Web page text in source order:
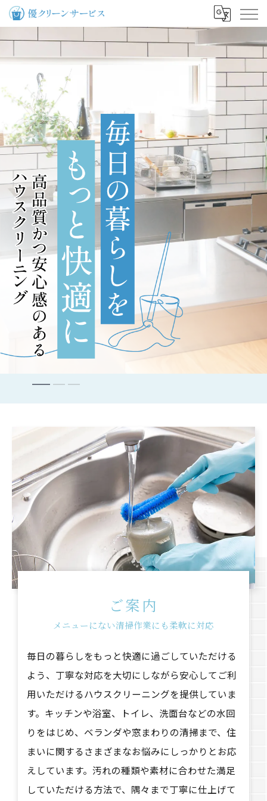
ご案内
メニューにない清掃作業にも柔軟に対応
毎日の暮らしをもっと快適に過ごしていただける
よう、丁寧な対応を大切にしながら安心してご利
用いただけるハウスクリーニングを提供していま
す。キッチンや浴室、トイレ、洗面台などの水回
りをはじめ、ベランダや窓まわりの清掃まで、住
まいに関するさまざまなお悩みにしっかりとお応
えしています。汚れの種類や素材に合わせた満足
していただける方法で、隅々まで丁寧に仕上げて